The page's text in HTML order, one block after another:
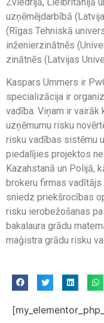
uzņēmējdarbībā
(Rīgas Tehniskā
inženierzinātnēs
zinātnēs (Latvijas
Kaspars Ummers ir
specializācija ir
vadība. Viņam ir
uzņēmumu risku
risku vadības sistēmu
piedalījies projektos
Kazahstanā un Polijā,
brokeru firmas
sniedz priekšrocības
risku ierobežošanas
bakalaura grādu
maģistra grādu risku